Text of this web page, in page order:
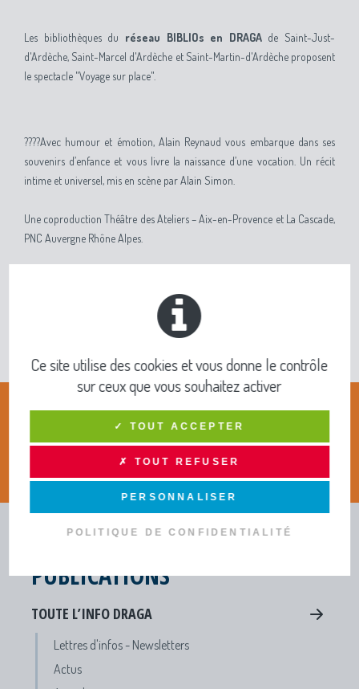
Les bibliothèques du réseau BIBLIOs en DRAGAde Saint-Just-
d'Ardèche, Saint-Marcel d'Ardèche et Saint-Martin-d'Ardèche proposent
le spectacle "Voyage sur place".
????Avec humour et émotion, Alain Reynaud vous embarque dans ses
souvenirs d’enfance et vous livre la naissance d’une vocation. Un récit
intime et universel, mis en scène par Alain Simon.
Une coproduction Théâtre des Ateliers – Aix-en-Provence et La Cascade,
PNC Auvergne Rhône Alpes.
Complexe sportif intercommunal des 3 Saints
Samedi 8 novembre à 19h
À partir de 10 ans – Places limitées – durée 1h10
De 19h00 à 20h30
PUBLICATIONS
TOUTE L’INFO DRAGA
Lettres d'infos - Newsletters
Actus
Ce site utilise des cookies et vous donne le contrôle
sur ceux que vous souhaitez activer
✓ TOUT ACCEPTER
✗ TOUT REFUSER
PERSONNALISER
POLITIQUE DE CONFIDENTIALITÉ